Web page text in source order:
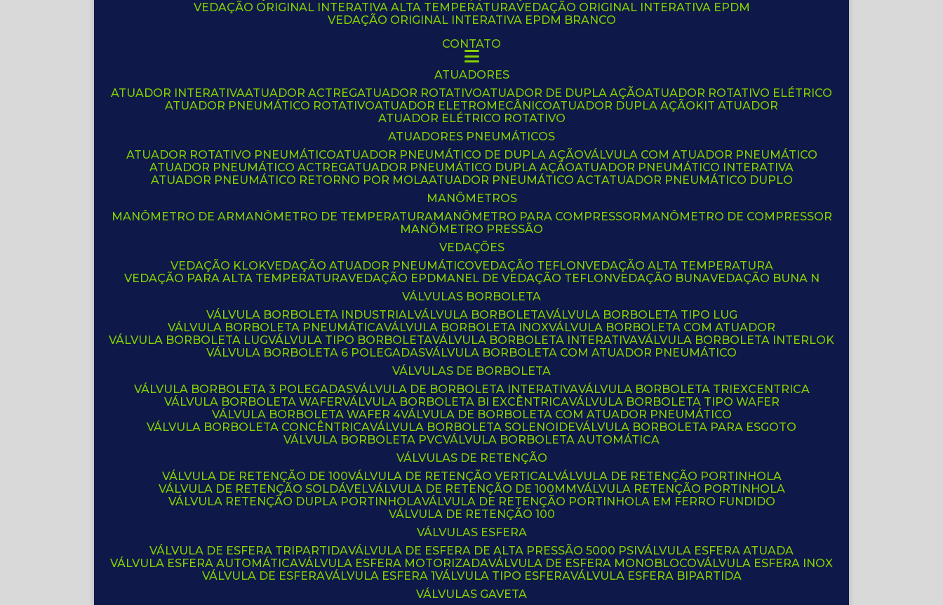
VEDAÇÃO ORIGINAL INTERATIVA ALTA TEMPERATURA VEDAÇÃO ORIGINAL INTERATIVA EPDM
VEDAÇÃO ORIGINAL INTERATIVA EPDM BRANCO
CONTATO
ATUADORES
ATUADOR INTERATIVA ATUADOR ACTREG ATUADOR ROTATIVO ATUADOR DE DUPLA AÇÃO
ATUADOR ROTATIVO ELÉTRICO
ATUADOR PNEUMÁTICO ROTATIVO
ATUADOR ELETROMECÂNICO ATUADOR DUPLA AÇÃO
KIT ATUADOR
ATUADOR ELÉTRICO ROTATIVO
ATUADORES PNEUMÁTICOS
ATUADOR ROTATIVO PNEUMÁTICO
ATUADOR PNEUMÁTICO DE DUPLA AÇÃO VÁLVULA COM ATUADOR PNEUMÁTICO
ATUADOR PNEUMÁTICO ACTREG
ATUADOR PNEUMÁTICO DUPLA AÇÃO
ATUADOR PNEUMÁTICO INTERATIVA
ATUADOR PNEUMÁTICO RETORNO POR MOLA ATUADOR PNEUMÁTICO ACT
ATUADOR PNEUMÁTICO DUPLO
MANÔMETROS
MANÔMETRO DE AR
MANÔMETRO DE TEMPERATURA MANÔMETRO PARA COMPRESSOR
MANÔMETRO DE COMPRESSOR
MANÔMETRO PRESSÃO
VEDAÇÕES
VEDAÇÃO KLOK VEDAÇÃO ATUADOR PNEUMÁTICO VEDAÇÃO TEFLON
VEDAÇÃO ALTA TEMPERATURA
VEDAÇÃO PARA ALTA TEMPERATURA VEDAÇÃO EPDM ANEL DE VEDAÇÃO TEFLON VEDAÇÃO BUNA VEDAÇÃO BUNA N
VÁLVULAS BORBOLETA
VÁLVULA BORBOLETA INDUSTRIAL VÁLVULA BORBOLETA VÁLVULA BORBOLETA TIPO LUG
VÁLVULA BORBOLETA PNEUMÁTICA VÁLVULA BORBOLETA INOX VÁLVULA BORBOLETA COM ATUADOR
VÁLVULA BORBOLETA LUG VÁLVULA TIPO BORBOLETA VÁLVULA BORBOLETA INTERATIVA VÁLVULA BORBOLETA INTERLOK
VÁLVULA BORBOLETA 6 POLEGADAS VÁLVULA BORBOLETA COM ATUADOR PNEUMÁTICO
VÁLVULAS DE BORBOLETA
VÁLVULA BORBOLETA 3 POLEGADAS VÁLVULA DE BORBOLETA INTERATIVA VÁLVULA BORBOLETA TRIEXCENTRICA
VÁLVULA BORBOLETA WAFER VÁLVULA BORBOLETA BI EXCÊNTRICA VÁLVULA BORBOLETA TIPO WAFER
VÁLVULA BORBOLETA WAFER 4 VÁLVULA DE BORBOLETA COM ATUADOR PNEUMÁTICO
VÁLVULA BORBOLETA CONCÊNTRICA VÁLVULA BORBOLETA SOLENOIDE VÁLVULA BORBOLETA PARA ESGOTO
VÁLVULA BORBOLETA PVC VÁLVULA BORBOLETA AUTOMÁTICA
VÁLVULAS DE RETENÇÃO
VÁLVULA DE RETENÇÃO DE 100 VÁLVULA DE RETENÇÃO VERTICAL VÁLVULA DE RETENÇÃO PORTINHOLA
VÁLVULA DE RETENÇÃO SOLDÁVEL VÁLVULA DE RETENÇÃO DE 100MM
VÁLVULA RETENÇÃO PORTINHOLA
VÁLVULA RETENÇÃO DUPLA PORTINHOLA VÁLVULA DE RETENÇÃO PORTINHOLA EM FERRO FUNDIDO
VÁLVULA DE RETENÇÃO 100
VÁLVULAS ESFERA
VÁLVULA DE ESFERA TRIPARTIDA VÁLVULA DE ESFERA DE ALTA PRESSÃO 5000 PSI VÁLVULA ESFERA ATUADA
VÁLVULA ESFERA AUTOMÁTICA VÁLVULA ESFERA MOTORIZADA VÁLVULA DE ESFERA MONOBLOCO VÁLVULA ESFERA INOX
VÁLVULA DE ESFERA VÁLVULA ESFERA 1 VÁLVULA TIPO ESFERA VÁLVULA ESFERA BIPARTIDA
VÁLVULAS GAVETA